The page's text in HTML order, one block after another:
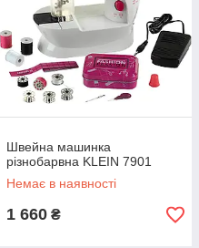
Швейна машинка
різнобарвна KLEIN 7901
Немає в наявності
1 660 ₴